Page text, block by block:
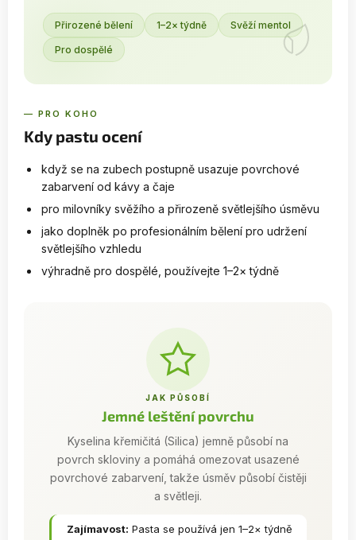
Přirozené bělení 1–2× týdně Svěží mentol
Pro dospělé
— PRO KOHO
Kdy pastu ocení
když se na zubech postupně usazuje povrchové
zabarvení od kávy a čaje
pro milovníky svěžího a přirozeně světlejšího úsměvu
jako doplněk po profesionálním bělení pro udržení
světlejšího vzhledu
výhradně pro dospělé, používejte 1–2× týdně
JAK PŮSOBÍ
Jemné leštění povrchu
Kyselina křemičitá (Silica) jemně působí na
povrch skloviny a pomáhá omezovat usazené
povrchové zabarvení, takže úsměv působí čistěji
a světleji.
Zajímavost: Pasta se používá jen 1–2× týdně